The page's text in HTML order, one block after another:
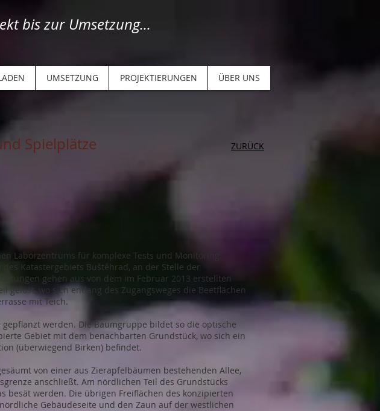
bis zur Umsetzung...
UMSETZUNG PROJEKTIERUNGEN ÜBER UNS
Spielplätze ZURÜCK
Laborzentrums für komplexe Tests und Monitoring
Katastergebiets Buštěhrad, an der Stelle der
gehen aus von dem im Februar 2013 erstellten
gelöst, wo sich entlang des Zugangsweges die Beetflächen
mit Teich.
werden. Die Baumgruppe bildet so die optische
Gebiet mit dem benachbarten Grundstück, wo sich ein
(überwiegend Birken) befindet.
von einer aus Zierapfelbäumen bestehenden Allee,
anschließt. Am nördlichen Teil des Grundstücks
besät werden. Die übrigen Freiflächen des konzipierten
Gebäudeseite und den Zaun auf der westlichen